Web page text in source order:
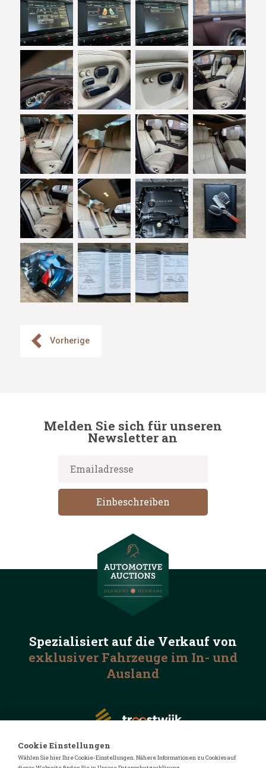
Vorherige
Melden Sie sich für unseren
Newsletter an
Spezialisiert auf die Verkauf von
exklusiver Fahrzeuge im In- und
Ausland
Cookie Einstellungen
Wählen Sie hier Ihre Cookie-Einstellungen. Nähere Informationen zu Cookies auf